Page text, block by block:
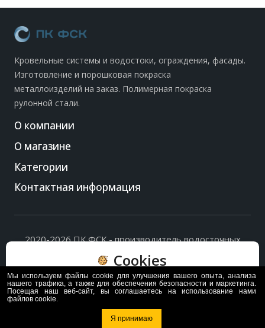
Кровельные системы и водостоки, ограждения, фасады.
Изготовление и порошковая покраска
металлоизделий на заказ. Полимерная покраска
рулонной стали.
О компании
О магазине
Категории
Контактная информация
2020-2026 ПК ФСК - производитель водосточных
Политика обработки персональных данных
на их обработку.
Cookies
Пользуясь сайтом, вы соглашаетесь с политикой
обработки и хранения данных Cookie
Согласен
Мы используем файлы cookie для улучшения вашего опыта, анализа
нашего трафика, а также для обеспечения безопасности и маркетинга.
Посещая наш веб-сайт, вы соглашаетесь на использование нами
файлов cookie.
Я принимаю